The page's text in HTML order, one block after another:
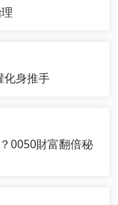
化身推手
0050財富翻倍秘